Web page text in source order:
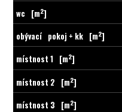
wc [m2]
obývací pokoj + kk [m2]
místnost 1 [m2]
místnost 2 [m2]
místnost 3 [m2]